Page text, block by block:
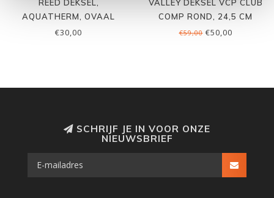
REED DEKSEL,
AQUATHERM, OVAAL
K.SPORT (17)
€30,00
VALLEY DEKSEL VCP CLUB
COMP ROND, 24,5 CM
€59,00€50,00
SCHRIJF JE IN VOOR ONZE
NIEUWSBRIEF